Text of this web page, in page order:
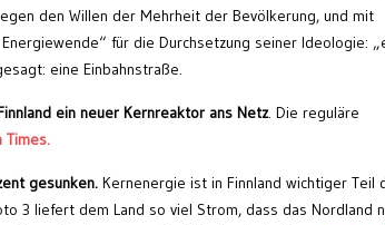
den Willen der Mehrheit der Bevölkerung, und mit
für die Durchsetzung seiner Ideologie:
eine Einbahnstraße.
ein neuer Kernreaktor ans Netz. Die reguläre
Times.
gesunken. Kernenergie ist in Finnland wichtiger Teil
3 liefert dem Land so viel Strom, dass das Nordland